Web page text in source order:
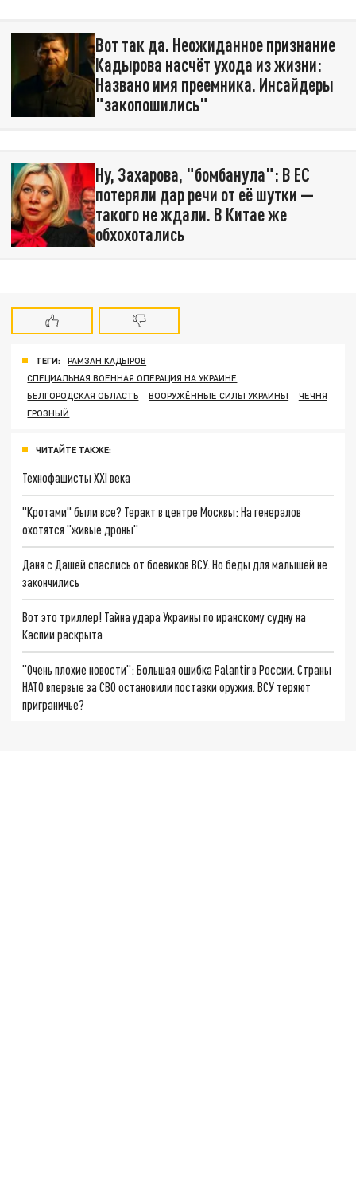
Вот так да. Неожиданное признание
Кадырова насчёт ухода из жизни:
Названо имя преемника. Инсайдеры
"закопошились"
Ну, Захарова, "бомбанула": В ЕС
потеряли дар речи от её шутки —
такого не ждали. В Китае же
обхохотались
ТЕГИ:
РАМЗАН КАДЫРОВ
СПЕЦИАЛЬНАЯ ВОЕННАЯ ОПЕРАЦИЯ НА УКРАИНЕ
БЕЛГОРОДСКАЯ ОБЛАСТЬ
ВООРУЖЁННЫЕ СИЛЫ УКРАИНЫ
ЧЕЧНЯ
ГРОЗНЫЙ
ЧИТАЙТЕ ТАКЖЕ:
Технофашисты XXI века
"Кротами" были все? Теракт в центре Москвы: На генералов
охотятся "живые дроны"
Даня с Дашей спаслись от боевиков ВСУ. Но беды для малышей не
закончились
Вот это триллер! Тайна удара Украины по иранскому судну на
Каспии раскрыта
"Очень плохие новости": Большая ошибка Palantir в России. Страны
НАТО впервые за СВО остановили поставки оружия. ВСУ теряют
приграничье?